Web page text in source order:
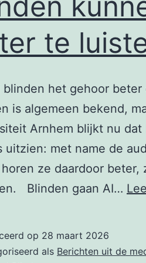
te
blinden het gehoor
is algemeen bekend,
Arnhem blijkt nu
uitzien: met name de
ze daardoor
Blinden gaan AI…
op 28 maart 2026
als Berichten uit de